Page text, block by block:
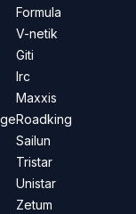
Formula
V-netik
Giti
Irc
Maxxis
Roadking
Sailun
Tristar
Unistar
Zetum